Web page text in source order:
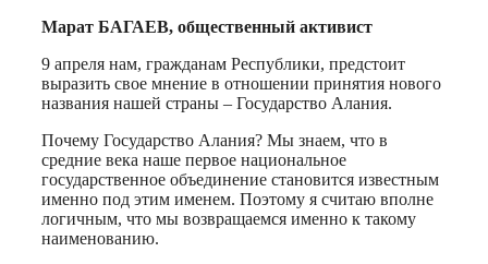
Марат БАГАЕВ, общественный активист
9 апреля нам, гражданам Республики, предстоит
выразить свое мнение в отношении принятия нового
названия нашей страны – Государство Алания.
Почему Государство Алания? Мы знаем, что в
средние века наше первое национальное
государственное объединение становится известным
именно под этим именем. Поэтому я считаю вполне
логичным, что мы возвращаемся именно к такому
наименованию.